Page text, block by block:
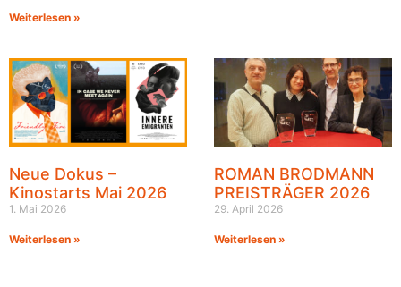
Weiterlesen »
Neue Dokus –
Kinostarts Mai 2026
1. Mai 2026
Weiterlesen »
ROMAN BRODMANN
PREISTRÄGER 2026
29. April 2026
Weiterlesen »